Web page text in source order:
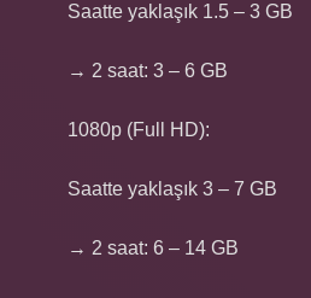
Saatte yaklaşık 1.5 – 3 GB
→ 2 saat: 3 – 6 GB
1080p (Full HD):
Saatte yaklaşık 3 – 7 GB
→ 2 saat: 6 – 14 GB